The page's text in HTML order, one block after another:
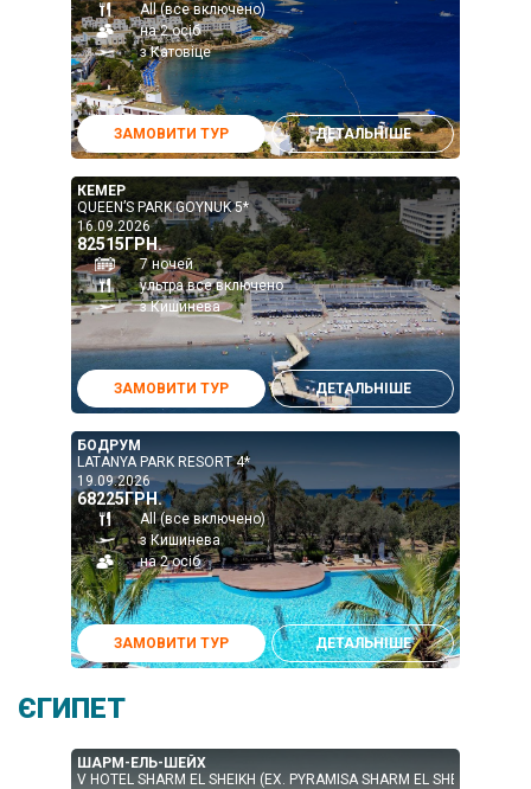
All (все включено)
на 2 осіб
з Катовіце
ЗАМОВИТИ ТУР ДЕТАЛЬНІШЕ
КЕМЕР
QUEEN’S PARK GOYNUK 5*
16.09.2026
82515ГРН.
7 ночей
ультра все включено
з Кишинева
ЗАМОВИТИ ТУР ДЕТАЛЬНІШЕ
БОДРУМ
LATANYA PARK RESORT 4*
19.09.2026
68225ГРН.
All (все включено)
з Кишинева
на 2 осіб
ЗАМОВИТИ ТУР ДЕТАЛЬНІШЕ
ЄГИПЕТ
ШАРМ-ЕЛЬ-ШЕЙХ
V HOTEL SHARM EL SHEIKH (EX. PYRAMISA SHARM EL SHEIKH